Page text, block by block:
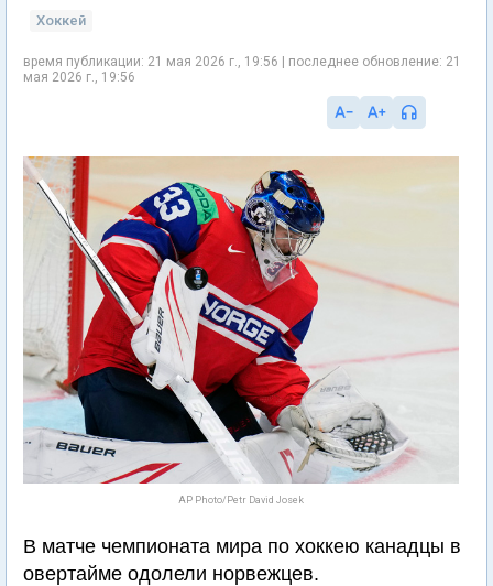
Хоккей
время публикации: 21 мая 2026 г., 19:56 | последнее обновление: 21
мая 2026 г., 19:56
AP Photo/Petr David Josek
В матче чемпионата мира по хоккею канадцы в
овертайме одолели норвежцев.